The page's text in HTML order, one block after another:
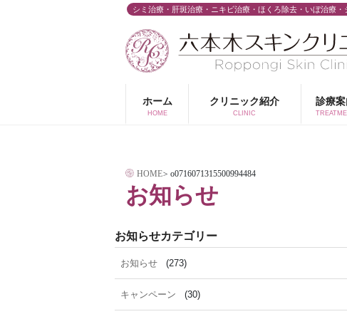
シミ治療・肝斑治療・ニキビ治療・ほくろ除去・いぼ治療
ホーム
HOME
クリニック紹介
CLINIC
診療
HOME> o0716071315500994484
お知らせ
お知らせカテゴリー
お知らせ (273)
キャンペーン (30)